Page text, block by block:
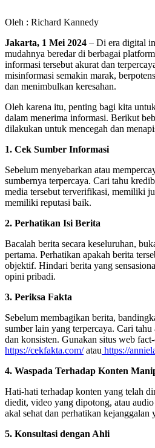
Oleh : Richard Kannedy
Jakarta, 1 Mei 2024 – Di era digital
mudahnya beredar di berbagai
informasi tersebut akurat dan
misinformasi semakin marak,
dan menimbulkan keresahan.
Oleh karena itu, penting bagi kita
dalam menerima informasi. Berikut
dilakukan untuk mencegah dan
1. Cek Sumber Informasi
Sebelum menyebarkan atau
sumbernya terpercaya. Cari tahu
media tersebut terverifikasi, memiliki
memiliki reputasi baik.
2. Perhatikan Isi Berita
Bacalah berita secara keseluruhan,
pertama. Perhatikan apakah berita
objektif. Hindari berita yang
opini pribadi.
3. Periksa Fakta
Sebelum membagikan berita,
sumber lain yang terpercaya. Cari
dan konsisten. Gunakan situs web
https://cekfakta.com/atau https://
4. Waspada Terhadap Konten
Hati-hati terhadap konten yang telah
diedit, video yang dipotong, atau
akal sehat dan perhatikan kejanggalan
5. Konsultasi dengan Ahli